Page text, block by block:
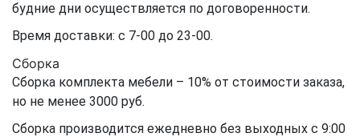
будние дни осуществляется по договоренности.
Время доставки: с 7-00 до 23-00.
Сборка
Сборка комплекта мебели – 10% от стоимости заказа,
но не менее 3000 руб.
Сборка производится ежедневно без выходных с 9:00